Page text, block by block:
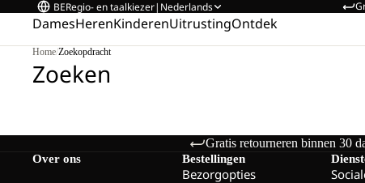
BERegio- en taalkiezer| Nederlands
DamesHerenKinderenUitrustingOntdek
Home/Zoekopdracht
Zoeken
Gratis retourneren binnen 30
Over ons Bestellingen
Bezorgopties